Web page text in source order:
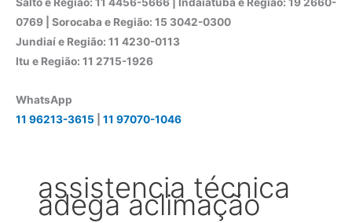
Salto e Região: 11 4456-5666 | Indaiatuba e Região: 19 2660-
0769 | Sorocaba e Região: 15 3042-0300
Jundiaí e Região: 11 4230-0113
Itu e Região: 11 2715-1926
WhatsApp
11 96213-3615
11 97070-1046
assistencia técnica
adega aclimação